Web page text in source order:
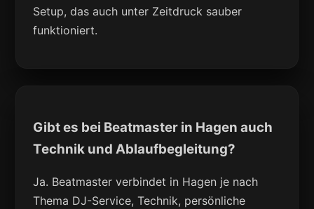
Setup, das auch unter Zeitdruck sauber
funktioniert.
Gibt es bei Beatmaster in Hagen auch
Technik und Ablaufbegleitung?
Ja. Beatmaster verbindet in Hagen je nach
Thema DJ-Service, Technik, persönliche